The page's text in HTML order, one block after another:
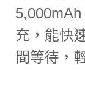
充，能快
間等待，